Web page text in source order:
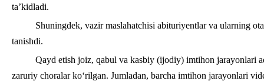
ta’kidladi.
Shuningdek, vazir maslahatchisi abituriyentlar va ularning
tanishdi.
Qayd etish joiz, qabul va kasbiy (ijodiy) imtihon jarayonlari
zaruriy choralar ko‘rilgan. Jumladan, barcha imtihon jarayonlari